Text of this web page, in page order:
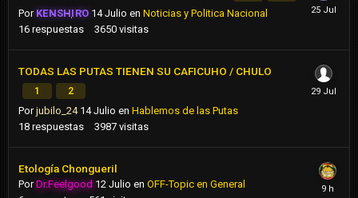
Por KENSHIRO 14 Julio enNoticias y Politica Nacional
16 respuestas 3650 visitas
TODAS LAS PUTAS TIENEN SU CAFICUHO / CHULO
1 2
Porjubilo_24 14 Julio en Hablemos de las Putas
18 respuestas 3987 visitas
Etología Chongueril
PorDr.Feelgood 12 Julio en OFF-Topic en General